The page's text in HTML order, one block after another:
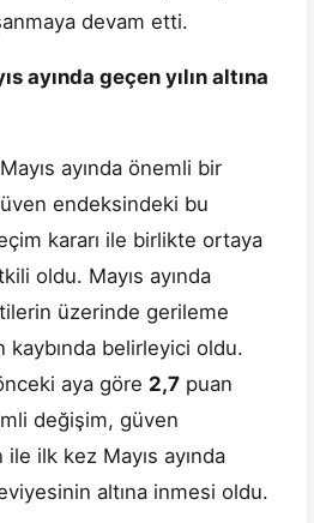
devam etti.
ayında geçen yılın altına
ayında önemli bir
endeksindeki bu
kararı ile birlikte ortaya
oldu. Mayıs ayında
üzerinde gerileme
kaybında belirleyici oldu.
aya göre 2,7 puan
değişim, güven
ile ilk kez Mayıs ayında
altına inmesi oldu.